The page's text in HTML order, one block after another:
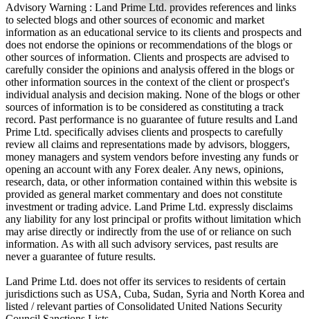
Advisory Warning : Land Prime Ltd. provides references and links
to selected blogs and other sources of economic and market
information as an educational service to its clients and prospects and
does not endorse the opinions or recommendations of the blogs or
other sources of information. Clients and prospects are advised to
carefully consider the opinions and analysis offered in the blogs or
other information sources in the context of the client or prospect's
individual analysis and decision making. None of the blogs or other
sources of information is to be considered as constituting a track
record. Past performance is no guarantee of future results and Land
Prime Ltd. specifically advises clients and prospects to carefully
review all claims and representations made by advisors, bloggers,
money managers and system vendors before investing any funds or
opening an account with any Forex dealer. Any news, opinions,
research, data, or other information contained within this website is
provided as general market commentary and does not constitute
investment or trading advice. Land Prime Ltd. expressly disclaims
any liability for any lost principal or profits without limitation which
may arise directly or indirectly from the use of or reliance on such
information. As with all such advisory services, past results are
never a guarantee of future results.
Land Prime Ltd. does not offer its services to residents of certain
jurisdictions such as USA, Cuba, Sudan, Syria and North Korea and
listed / relevant parties of Consolidated United Nations Security